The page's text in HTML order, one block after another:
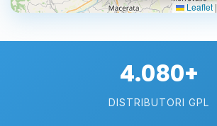
Leaflet |
4.080+
DISTRIBUTORI GPL